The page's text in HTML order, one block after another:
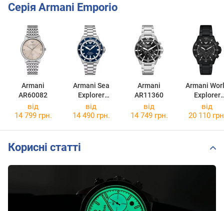
Серія Armani Emporio
Armani
AR60082
Armani Sea
Explorer
AR60079
Armani
AR11360
Armani
Explorer
AR11784
від
14 799 грн.
від
14 490 грн.
від
14 749 грн.
від
20 110
Корисні статті